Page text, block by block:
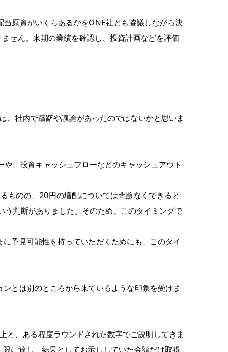
原資がいくらあるかをONE社とも協議しながら決
せん。来期の業績を確認し、投資計画などを評価
、社内で躊躇や議論があったのではないかと思いま
、投資キャッシュフローなどのキャッシュアウト
ものの、20円の増配については問題なくできると
判断がありました。そのため、このタイミングで
予見可能性を持っていただくためにも、このタイ
とは別のところから来ているような印象を受けま
、ある程度ラウンドされた数字でご説明してきま
に達し、結果としてお示ししていた金額だけ取得